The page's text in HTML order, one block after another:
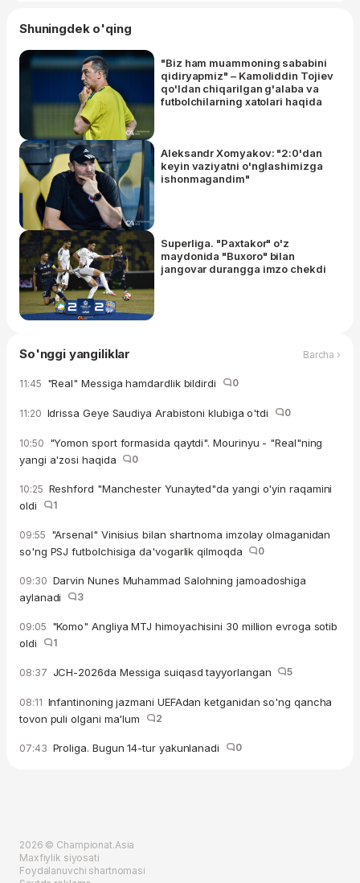
Shuningdek o'qing
"Biz ham muammoning sababini
qidiryapmiz" – Kamoliddin Tojiev
qo'ldan chiqarilgan g'alaba va
futbolchilarning xatolari haqida
Aleksandr Xomyakov: "2:0'dan
keyin vaziyatni o'nglashimizga
ishonmagandim"
Superliga. "Paxtakor" o'z
maydonida "Buxoro" bilan
jangovar durangga imzo chekdi
So'nggi yangiliklar Barcha ›
11:45 "Real" Messiga hamdardlik bildirdi 0
11:20 Idrissa Geye Saudiya Arabistoni klubiga o'tdi 0
10:50 "Yomon sport formasida qaytdi". Mourinyu - "Real"ning
yangi a'zosi haqida
0
10:25 Reshford "Manchester Yunayted"da yangi o'yin raqamini
oldi
1
09:55 "Arsenal" Vinisius bilan shartnoma imzolay olmaganidan
so'ng PSJ futbolchisiga da'vogarlik qilmoqda
0
09:30 Darvin Nunes Muhammad Salohning jamoadoshiga
aylanadi
3
09:05 "Komo" Angliya MTJ himoyachisini 30 million evroga sotib
oldi
1
08:37 JCH-2026da Messiga suiqasd tayyorlangan 5
08:11 Infantinoning jazmani UEFAdan ketganidan so'ng qancha
tovon puli olgani ma'lum
2
07:43 Proliga. Bugun 14-tur yakunlanadi 0
2026 © Championat.Asia
Maxfiylik siyosati
Foydalanuvchi shartnomasi